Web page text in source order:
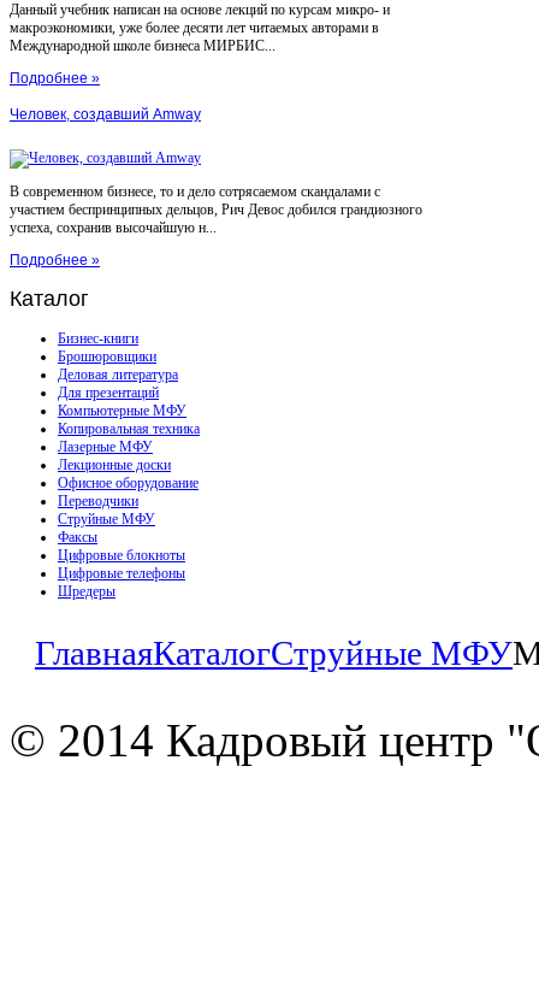
Данный учебник написан на основе лекций по курсам микро- и
макроэкономики, уже более десяти лет читаемых авторами в
Международной школе бизнеса МИРБИС...
Подробнее »
Человек, создавший Amway
В современном бизнесе, то и дело сотрясаемом скандалами с
участием беспринципных дельцов, Рич Девос добился грандиозного
успеха, сохранив высочайшую н...
Подробнее »
Каталог
Бизнес-книги
Брошюровщики
Деловая литература
Для презентаций
Компьютерные МФУ
Копировальная техника
Лазерные МФУ
Лекционные доски
Офисное оборудование
Переводчики
Струйные МФУ
Факсы
Цифровые блокноты
Цифровые телефоны
Шредеры
ГлавнаяКаталогСтруйные МФУ
© 2014 Кадровый центр